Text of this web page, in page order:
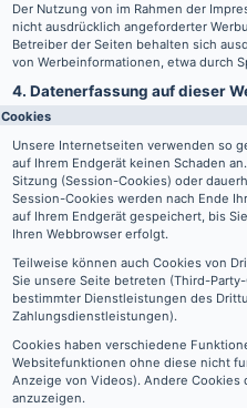
Der Nutzung von im Rahmen der
nicht ausdrücklich angeforderter
Betreiber der Seiten behalten sich
von Werbeinformationen, etwa durch
4. Datenerfassung auf dieser
Cookies
Unsere Internetseiten verwenden so
auf Ihrem Endgerät keinen Schaden
Sitzung (Session-Cookies) oder
Session-Cookies werden nach Ende
auf Ihrem Endgerät gespeichert, bis
Ihren Webbrowser erfolgt.
Teilweise können auch Cookies von
Sie unsere Seite betreten (Third-
bestimmter Dienstleistungen des
Zahlungsdienstleistungen).
Cookies haben verschiedene
Websitefunktionen ohne diese nicht
Anzeige von Videos). Andere
anzuzeigen.